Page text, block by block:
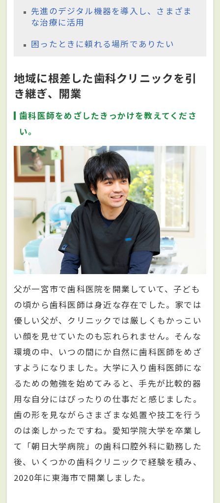
先進のデジタル機器を導入し、さまざま
な治療に活用
困ったときに頼れる場所でありたい
地域に根差した歯科クリニックを引
き継ぎ、開業
歯科医師をめざしたきっかけを教えてくださ
い。
父が一宮市で歯科医院を開業していて、子ども
の頃から歯科医師は身近な存在でした。家では
優しい父が、クリニックでは厳しくもかっこい
い顔を見せていたのも忘れられません。そんな
環境の中、いつの間にか自然に歯科医師をめざ
すようになりました。大学に入り歯科医師にな
るための勉強を始めてみると、手先が比較的器
用な自分にはぴったりの仕事だと感じました。
歯の形を見ながらさまざまな処置や技工を行う
のは楽しかったですね。愛知学院大学を卒業し
て「朝日大学病院」の歯科口腔外科に勤務した
後、いくつかの歯科クリニックで経験を積み、
2020年に東海市で開業しました。